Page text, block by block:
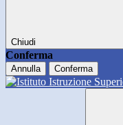
Chiudi
Conferma
Annulla Conferma